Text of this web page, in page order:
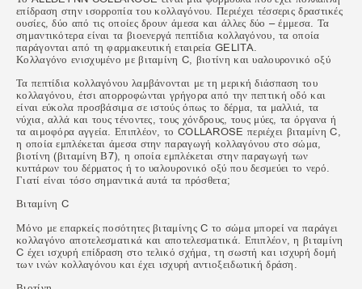
επίδραση στην ισορροπία του κολλαγόνου. Περιέχει τέσσερις δραστικές
ουσίες, δύο από τις οποίες δρουν άμεσα και άλλες δύο – έμμεσα. Τα
σημαντικότερα είναι τα βιοενεργά πεπτίδια κολλαγόνου, τα οποία
παράγονται από τη φαρμακευτική εταιρεία GELITA.
Κολλαγόνο ενισχυμένο με βιταμίνη C, βιοτίνη και υαλουρονικό οξύ
Τα πεπτίδια κολλαγόνου λαμβάνονται με τη μερική διάσπαση του
κολλαγόνου, έτσι απορροφώνται γρήγορα από την πεπτική οδό και
είναι εύκολα προσβάσιμα σε ιστούς όπως το δέρμα, τα μαλλιά, τα
νύχια, αλλά και τους τένοντες, τους χόνδρους, τους μύες, τα όργανα ή
τα αιμοφόρα αγγεία. Επιπλέον, το COLLAROSE περιέχει βιταμίνη C,
η οποία εμπλέκεται άμεσα στην παραγωγή κολλαγόνου στο σώμα,
βιοτίνη (βιταμίνη Β7), η οποία εμπλέκεται στην παραγωγή των
κυττάρων του δέρματος ή το υαλουρονικό οξύ που δεσμεύει το νερό.
Γιατί είναι τόσο σημαντικά αυτά τα πρόσθετα;
Βιταμίνη C
Μόνο με επαρκείς ποσότητες βιταμίνης C το σώμα μπορεί να παράγει
κολλαγόνο αποτελεσματικά και αποτελεσματικά. Επιπλέον, η βιταμίνη
C έχει ισχυρή επίδραση στο τελικό σχήμα, τη σωστή και ισχυρή δομή
των ινών κολλαγόνου και έχει ισχυρή αντιοξειδωτική δράση.